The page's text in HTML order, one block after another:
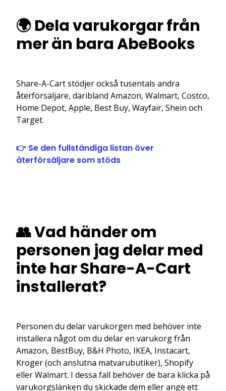
🌍 Dela varukorgar från
mer än bara AbeBooks
Share-A-Cart stödjer också tusentals andra
återförsäljare, däribland Amazon, Walmart, Costco,
Home Depot, Apple, Best Buy, Wayfair, Shein och
Target.
👉 Se den fullständiga listan över
återförsäljare som stöds
👥 Vad händer om
personen jag delar med
inte har Share-A-Cart
installerat?
Personen du delar varukorgen med behöver inte
installera något om du delar en varukorg från
Amazon, BestBuy, B&H Photo, IKEA, Instacart,
Kroger (och anslutna matvarubutiker), Shopify
eller Walmart. I dessa fall behöver de bara klicka på
varukorgslänken du skickade dem eller ange ett